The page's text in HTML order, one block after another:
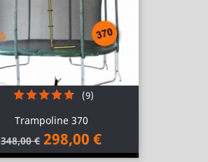
Trampoline 370
348,00 € 298,00 €
(9)